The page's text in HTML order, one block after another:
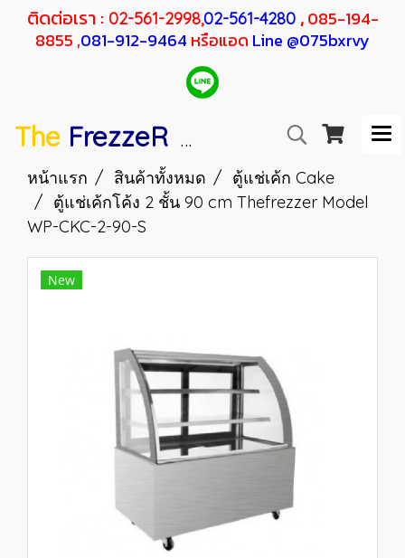
ติดต่อเรา : 02-561-2998,02-561-4280 ,085-194-
8855 ,081-912-9464หรือแอด Line @075bxrvy
The FrezzeR SANDEN F RESHER
หน้าแรก สินค้าทั้งหมด
ตู้แช่เค้ก Cake
ตู้แช่เค้กโค้ง 2 ชั้น 90 cm Thefrezzer Model
WP-CKC-2-90-S
New